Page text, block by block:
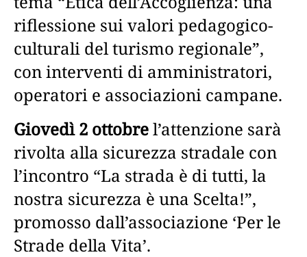
riflessione sui valori pedagogico-
culturali del turismo regionale”,
con interventi di amministratori,
operatori e associazioni campane.
Giovedì 2 ottobrel’attenzione sarà
rivolta alla sicurezza stradale con
l’incontro “La strada è di tutti, la
nostra sicurezza è una Scelta!”,
promosso dall’associazione ‘Per le
Strade della Vita’.